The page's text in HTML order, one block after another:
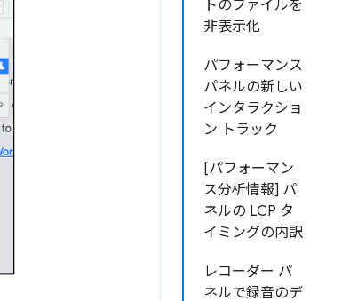
トのファイルを
非表示化
パフォーマンス
パネルの新しい
インタラクショ
ン トラック
[パフォーマン
ス分析情報] パ
ネルの LCP タ
イミングの内訳
レコーダー パ
ネルで録音のデ